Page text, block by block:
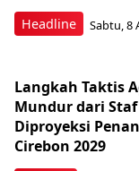
Headline Sabtu, 8
Langkah Taktis
Mundur dari
Diproyeksi
Cirebon 2029